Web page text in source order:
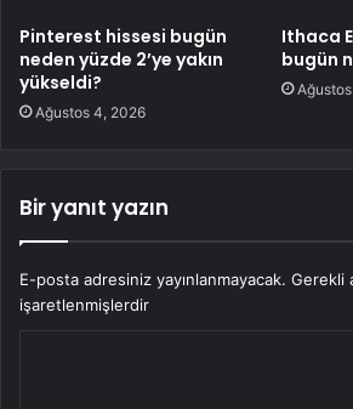
Pinterest hissesi bugün
neden yüzde 2’ye yakın
yükseldi?
Ağustos 4, 2026
Ithaca
bugün
Bir yanıt yazın
E-posta adresiniz yayınlanmayacak. Gerekli
işaretlenmişlerdir